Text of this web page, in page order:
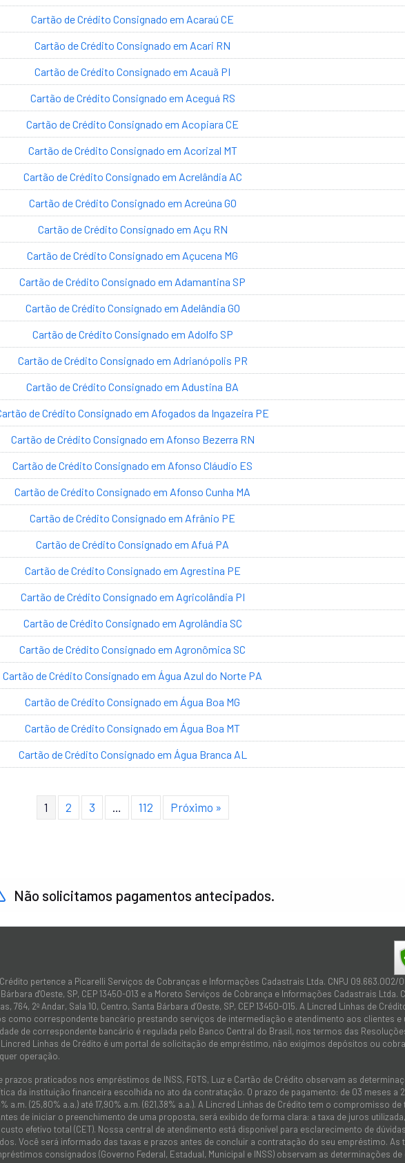
Cartão de Crédito Consignado em Acaraú CE
Cartão de Crédito Consignado em Acari RN
Cartão de Crédito Consignado em Acauã PI
Cartão de Crédito Consignado em Aceguá RS
Cartão de Crédito Consignado em Acopiara CE
Cartão de Crédito Consignado em Acorizal MT
Cartão de Crédito Consignado em Acrelândia AC
Cartão de Crédito Consignado em Acreúna GO
Cartão de Crédito Consignado em Açu RN
Cartão de Crédito Consignado em Açucena MG
Cartão de Crédito Consignado em Adamantina SP
Cartão de Crédito Consignado em Adelândia GO
Cartão de Crédito Consignado em Adolfo SP
Cartão de Crédito Consignado em Adrianópolis PR
Cartão de Crédito Consignado em Adustina BA
de Crédito Consignado em Afogados da Ingazeira PE
Cartão de Crédito Consignado em Afonso Bezerra RN
Cartão de Crédito Consignado em Afonso Cláudio ES
Cartão de Crédito Consignado em Afonso Cunha MA
Cartão de Crédito Consignado em Afrânio PE
Cartão de Crédito Consignado em Afuá PA
Cartão de Crédito Consignado em Agrestina PE
Cartão de Crédito Consignado em Agricolândia PI
Cartão de Crédito Consignado em Agrolândia SC
Cartão de Crédito Consignado em Agronômica SC
Cartão de Crédito Consignado em Água Azul do Norte PA
Cartão de Crédito Consignado em Água Boa MG
Cartão de Crédito Consignado em Água Boa MT
Cartão de Crédito Consignado em Água Branca AL
1 2 3 112 Próximo »
Não solicitamos pagamentos antecipados.
pertence a Picarelli Serviços de Cobranças e Informações Cadastrais Ltda. CNPJ 09.663.002/
d'Oeste, SP, CEP 13450-013 e a Moreto Serviços de Cobrança e Informações Cadastrais Ltda.
764, 2º Andar, Sala 10, Centro, Santa Bárbara d’Oeste, SP, CEP 13450-015. A Lincred Linhas de
como correspondente bancário prestando serviços de intermediação e atendimento aos clientes
de correspondente bancário é regulada pelo Banco Central do Brasil, nos termos das
Linhas de Crédito é um portal de solicitação de empréstimo, não exigimos depósitos ou
operação.
prazos praticados nos empréstimos de INSS, FGTS, Luz e Cartão de Crédito observam as
da instituição financeira escolhida no ato da contratação. O prazo de pagamento: de 03 meses a
a.m. (25,80% a.a.) até 17,90% a.m. (621,38% a.a.). A Lincred Linhas de Crédito tem o compromisso
de iniciar o preenchimento de uma proposta, será exibido de forma clara: a taxa de juros
custo efetivo total (CET). Nossa central de atendimento está disponível para esclarecimento de
Você será informado das taxas e prazos antes de concluir a contratação do seu empréstimo. As
consignados (Governo Federal, Estadual, Municipal e INSS) observam as determinações